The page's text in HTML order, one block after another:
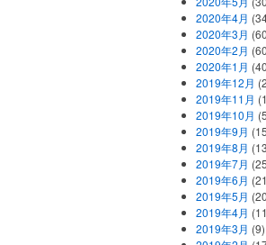
2020年4月
2020年3月
2020年2月
2020年1月
2019年12月
2019年11月
2019年10月
2019年9月
2019年8月
2019年7月
2019年6月
2019年5月
2019年4月
2019年3月 (9)